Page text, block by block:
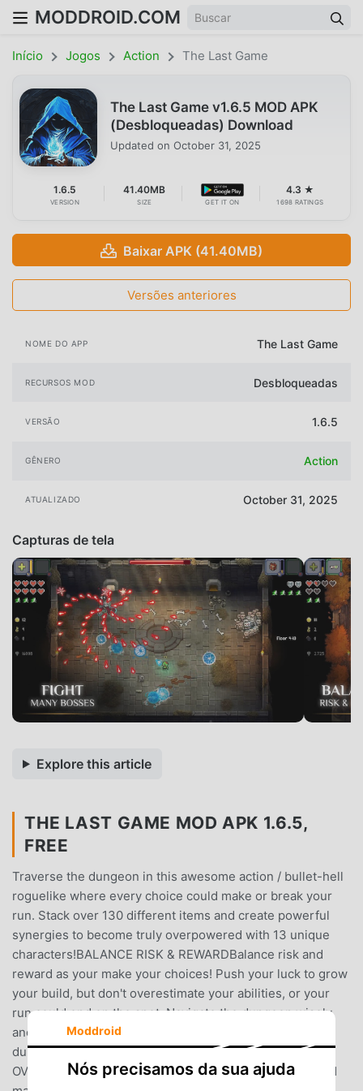
MODDROID.COM
Início Jogos Action The Last Game
The Last Game v1.6.5 MOD APK
(Desbloqueadas) Download
Updated on October 31, 2025
1.6.5
VERSION
41.40MB
SIZE GET IT ON
4.3 ★
1698 RATINGS
Baixar APK (41.40MB)
Versões anteriores
NOME DO APP The Last Game
RECURSOS MOD Desbloqueadas
VERSÃO 1.6.5
GÊNERO Action
ATUALIZADO October 31, 2025
Capturas de tela
Explore this article
THE LAST GAME MOD APK 1.6.5,
FREE
Traverse the dungeon in this awesome action / bullet-hell
roguelike where every choice could make or break your
run. Stack over 130 different items and create powerful
synergies to become truly overpowered with 13 unique
characters!BALANCE RISK & REWARDBalance risk and
reward as your make your choices! Push your luck to grow
your build, but don't overestimate your abilities, or your
run could end on the spot. Navigate the dungeon wisely
and reap the rewards to optimize your build to crush the
dungeon with 13 unique characters!​BECOME
OVERPOWEREDOver 130 unique items can be mixed and
Moddroid
Nós precisamos da sua ajuda